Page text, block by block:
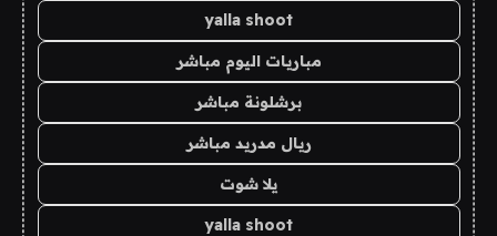
yalla shoot
مباريات اليوم مباشر
برشلونة مباشر
ريال مدريد مباشر
يلا شوت
yalla shoot